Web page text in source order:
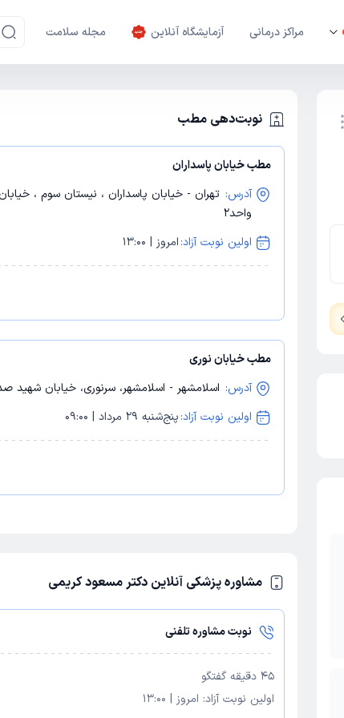
مراکز درمانی آزمایشگاه آنلاین مجله سلامت
نوبت‌دهی مطب
مطب خیابان پاسداران
آدرس:
واحد2
اولین نوبت آزاد:امروز | 13:00
مطب خیابان نوری
آدرس: اسلامشهر - اسلامشهر، سرنوری، خیابان شهید صدوقی،
اولین نوبت آزاد:پنج‌شنبه 29 مرداد | 09:00
مشاوره پزشکی آنلاین دکتر مسعود کریمی
نوبت مشاوره تلفنی
45 دقیقه گفتگو
اولین نوبت آزاد: امروز |
13:00